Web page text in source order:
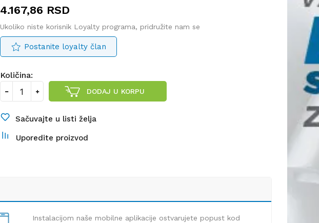
4.167,86 RSD
Ukoliko niste korisnik Loyalty programa, pridružite nam se
Postanite loyalty član
Količina:
DODAJ U KORPU
Sačuvajte u listi želja
Uporedite proizvod
Instalacijom naše mobilne aplikacije ostvarujete popust kod